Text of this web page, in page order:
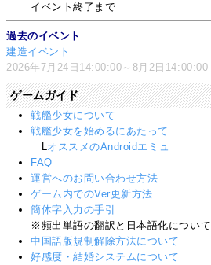
イベント終了まで
過去のイベント
建造イベント
2026年7月24日14:00:00～8月2日14:00:00
ゲームガイド
戦艦少女について
戦艦少女を始めるにあたって
L オススメのAndroidエミュ
FAQ
運営へのお問い合わせ方法
ゲーム内でのVer更新方法
簡体字入力の手引
※頻出単語の翻訳と日本語化について
中国語版規制解除方法について
好感度・結婚システムについて